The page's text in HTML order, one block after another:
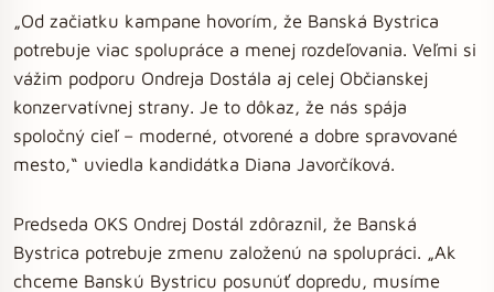
„Od začiatku kampane hovorím, že Banská Bystrica
potrebuje viac spolupráce a menej rozdeľovania. Veľmi si
vážim podporu Ondreja Dostála aj celej Občianskej
konzervatívnej strany. Je to dôkaz, že nás spája
spoločný cieľ – moderné, otvorené a dobre spravované
mesto,“ uviedla kandidátka Diana Javorčíková.
Predseda OKS Ondrej Dostál zdôraznil, že Banská
Bystrica potrebuje zmenu založenú na spolupráci. „Ak
chceme Banskú Bystricu posunúť dopredu, musíme